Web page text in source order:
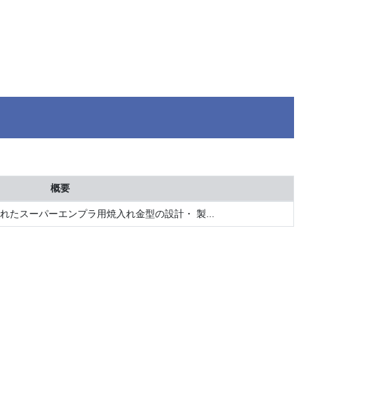
概要
スーパーエンプラ用焼入れ金型の設計・ 製...